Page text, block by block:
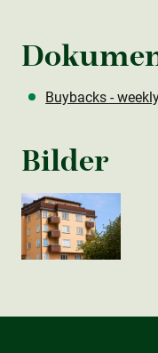
Buybacks -
Bilder